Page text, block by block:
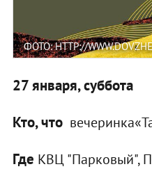
ФОТО: HTTP://
27 января, суббота
Кто, что
Где КВЦ "Парковый",